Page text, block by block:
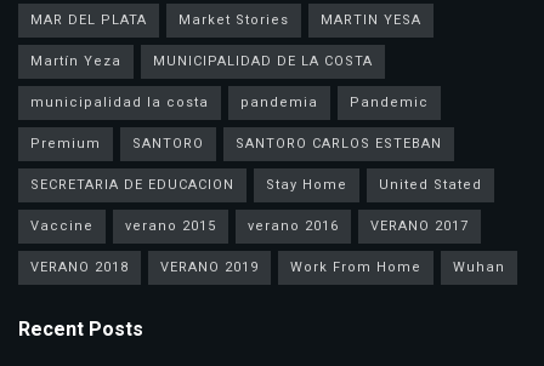
MAR DEL PLATA
Market Stories
MARTIN YESA
Martín Yeza
MUNICIPALIDAD DE LA COSTA
municipalidad la costa
pandemia
Pandemic
Premium
SANTORO
SANTORO CARLOS ESTEBAN
SECRETARIA DE EDUCACION
Stay Home
United Stated
Vaccine
verano 2015 verano 2016
VERANO 2017
VERANO 2018
VERANO 2019 Work From Home Wuhan
Recent Posts